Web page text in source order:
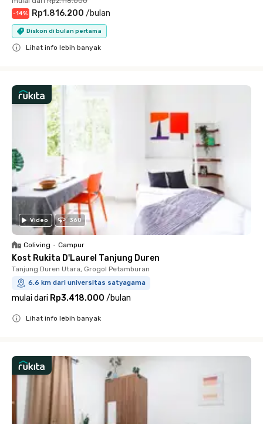
-14% Rp1.816.200 /bulan
Diskon di bulan pertama
Lihat info lebih banyak
Video 360
Coliving • Campur
Kost Rukita D'Laurel Tanjung Duren
Tanjung Duren Utara, Grogol Petamburan
6.6 km dari universitas satyagama
mulai dari Rp3.418.000 /bulan
Lihat info lebih banyak